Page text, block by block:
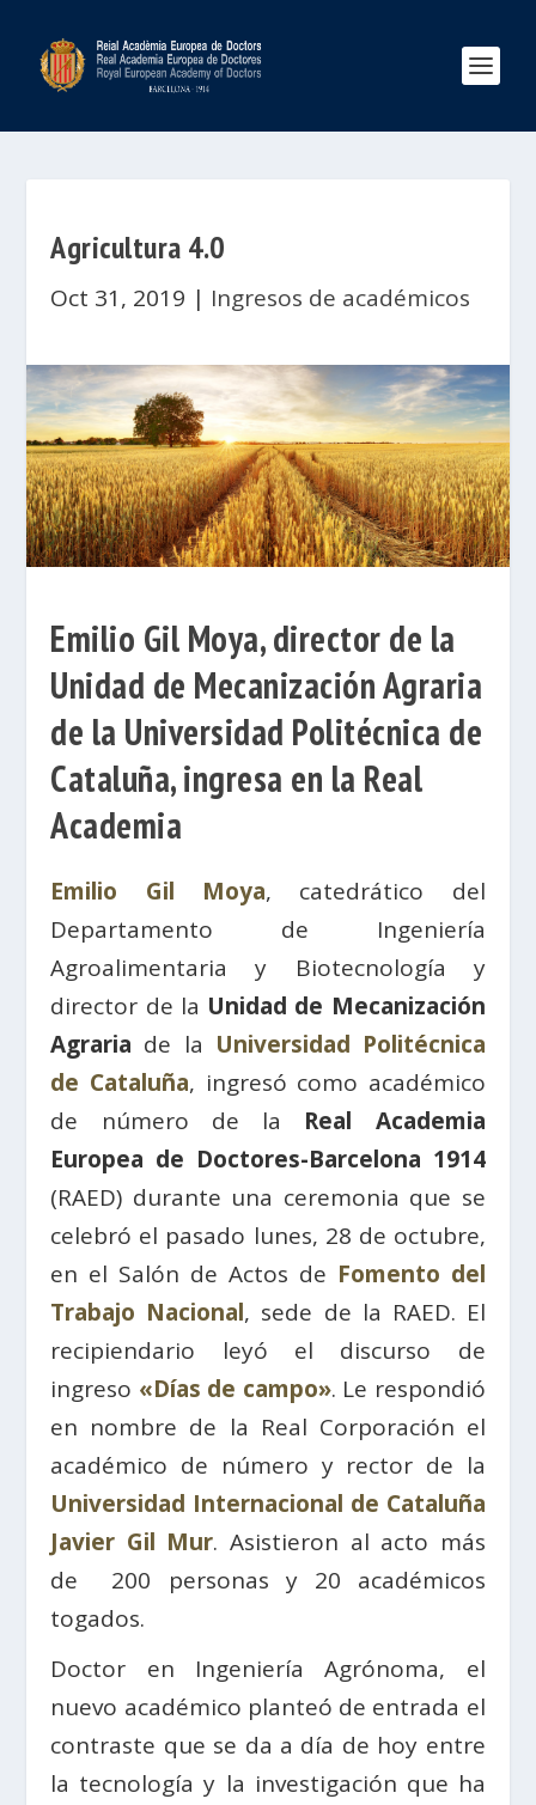
Agricultura 4.0
Oct 31, 2019 | Ingresos de académicos
Emilio Gil Moya, director de la
Unidad de Mecanización Agraria
de la Universidad Politécnica de
Cataluña, ingresa en la Real
Academia
Emilio Gil Moya, catedrático del
Departamento de Ingeniería
Agroalimentaria y Biotecnología y
director de la Unidad de Mecanización
Agraria de la Universidad Politécnica
de Cataluña, ingresó como académico
de número de la Real Academia
Europea de Doctores-Barcelona 1914
(RAED) durante una ceremonia que se
celebró el pasado lunes, 28 de octubre,
en el Salón de Actos de Fomento del
Trabajo Nacional, sede de la RAED. El
recipiendario leyó el discurso de
ingreso «Días de campo». Le respondió
en nombre de la Real Corporación el
académico de número y rector de la
Universidad Internacional de Cataluña
Javier Gil Mur. Asistieron al acto más
de 200 personas y 20 académicos
togados.
Doctor en Ingeniería Agrónoma, el
nuevo académico planteó de entrada el
contraste que se da a día de hoy entre
la tecnología y la investigación que ha